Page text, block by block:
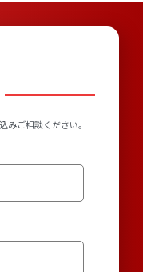
みご相談ください。